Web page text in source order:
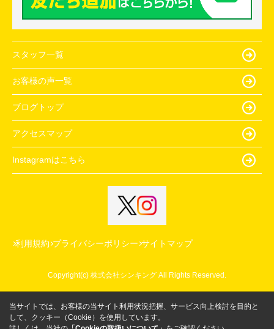
スタッフ一覧
お客様の声一覧
ブログトップ
アクセスマップ
Instagramはこちら
利用規約 プライバシーポリシー サイトマップ
Copyright(c) 株式会社シンキング All Rights Reserved.
当サイトでは、お客様の当サイト利用状況把握、サービス向上検討を目的と
して、クッキー（Cookie）を使用しています。